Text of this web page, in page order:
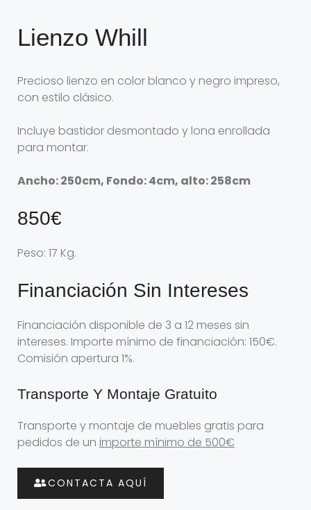
Lienzo Whill
Precioso lienzo en color blanco y negro impreso,
con estilo clásico.
Incluye bastidor desmontado y lona enrollada
para montar.
Ancho: 250cm, Fondo: 4cm, alto: 258cm
850€
Peso: 17 Kg.
Financiación Sin Intereses
Financiación disponible de 3 a 12 meses sin
intereses. Importe mínimo de financiación: 150€.
Comisión apertura 1%.
Transporte Y Montaje Gratuito
Transporte y montaje de muebles gratis para
pedidos de un importe mínimo de 500€
CONTACTA AQUÍ